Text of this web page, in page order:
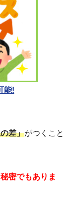
能!
差」がつくこと
密でもありま